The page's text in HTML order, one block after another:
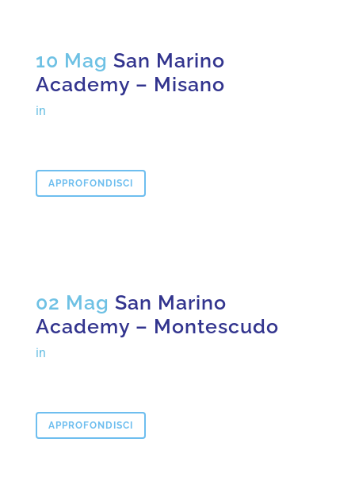
10 Mag San Marino
Academy – Misano
in
APPROFONDISCI
02 Mag San Marino
Academy – Montescudo
in
APPROFONDISCI